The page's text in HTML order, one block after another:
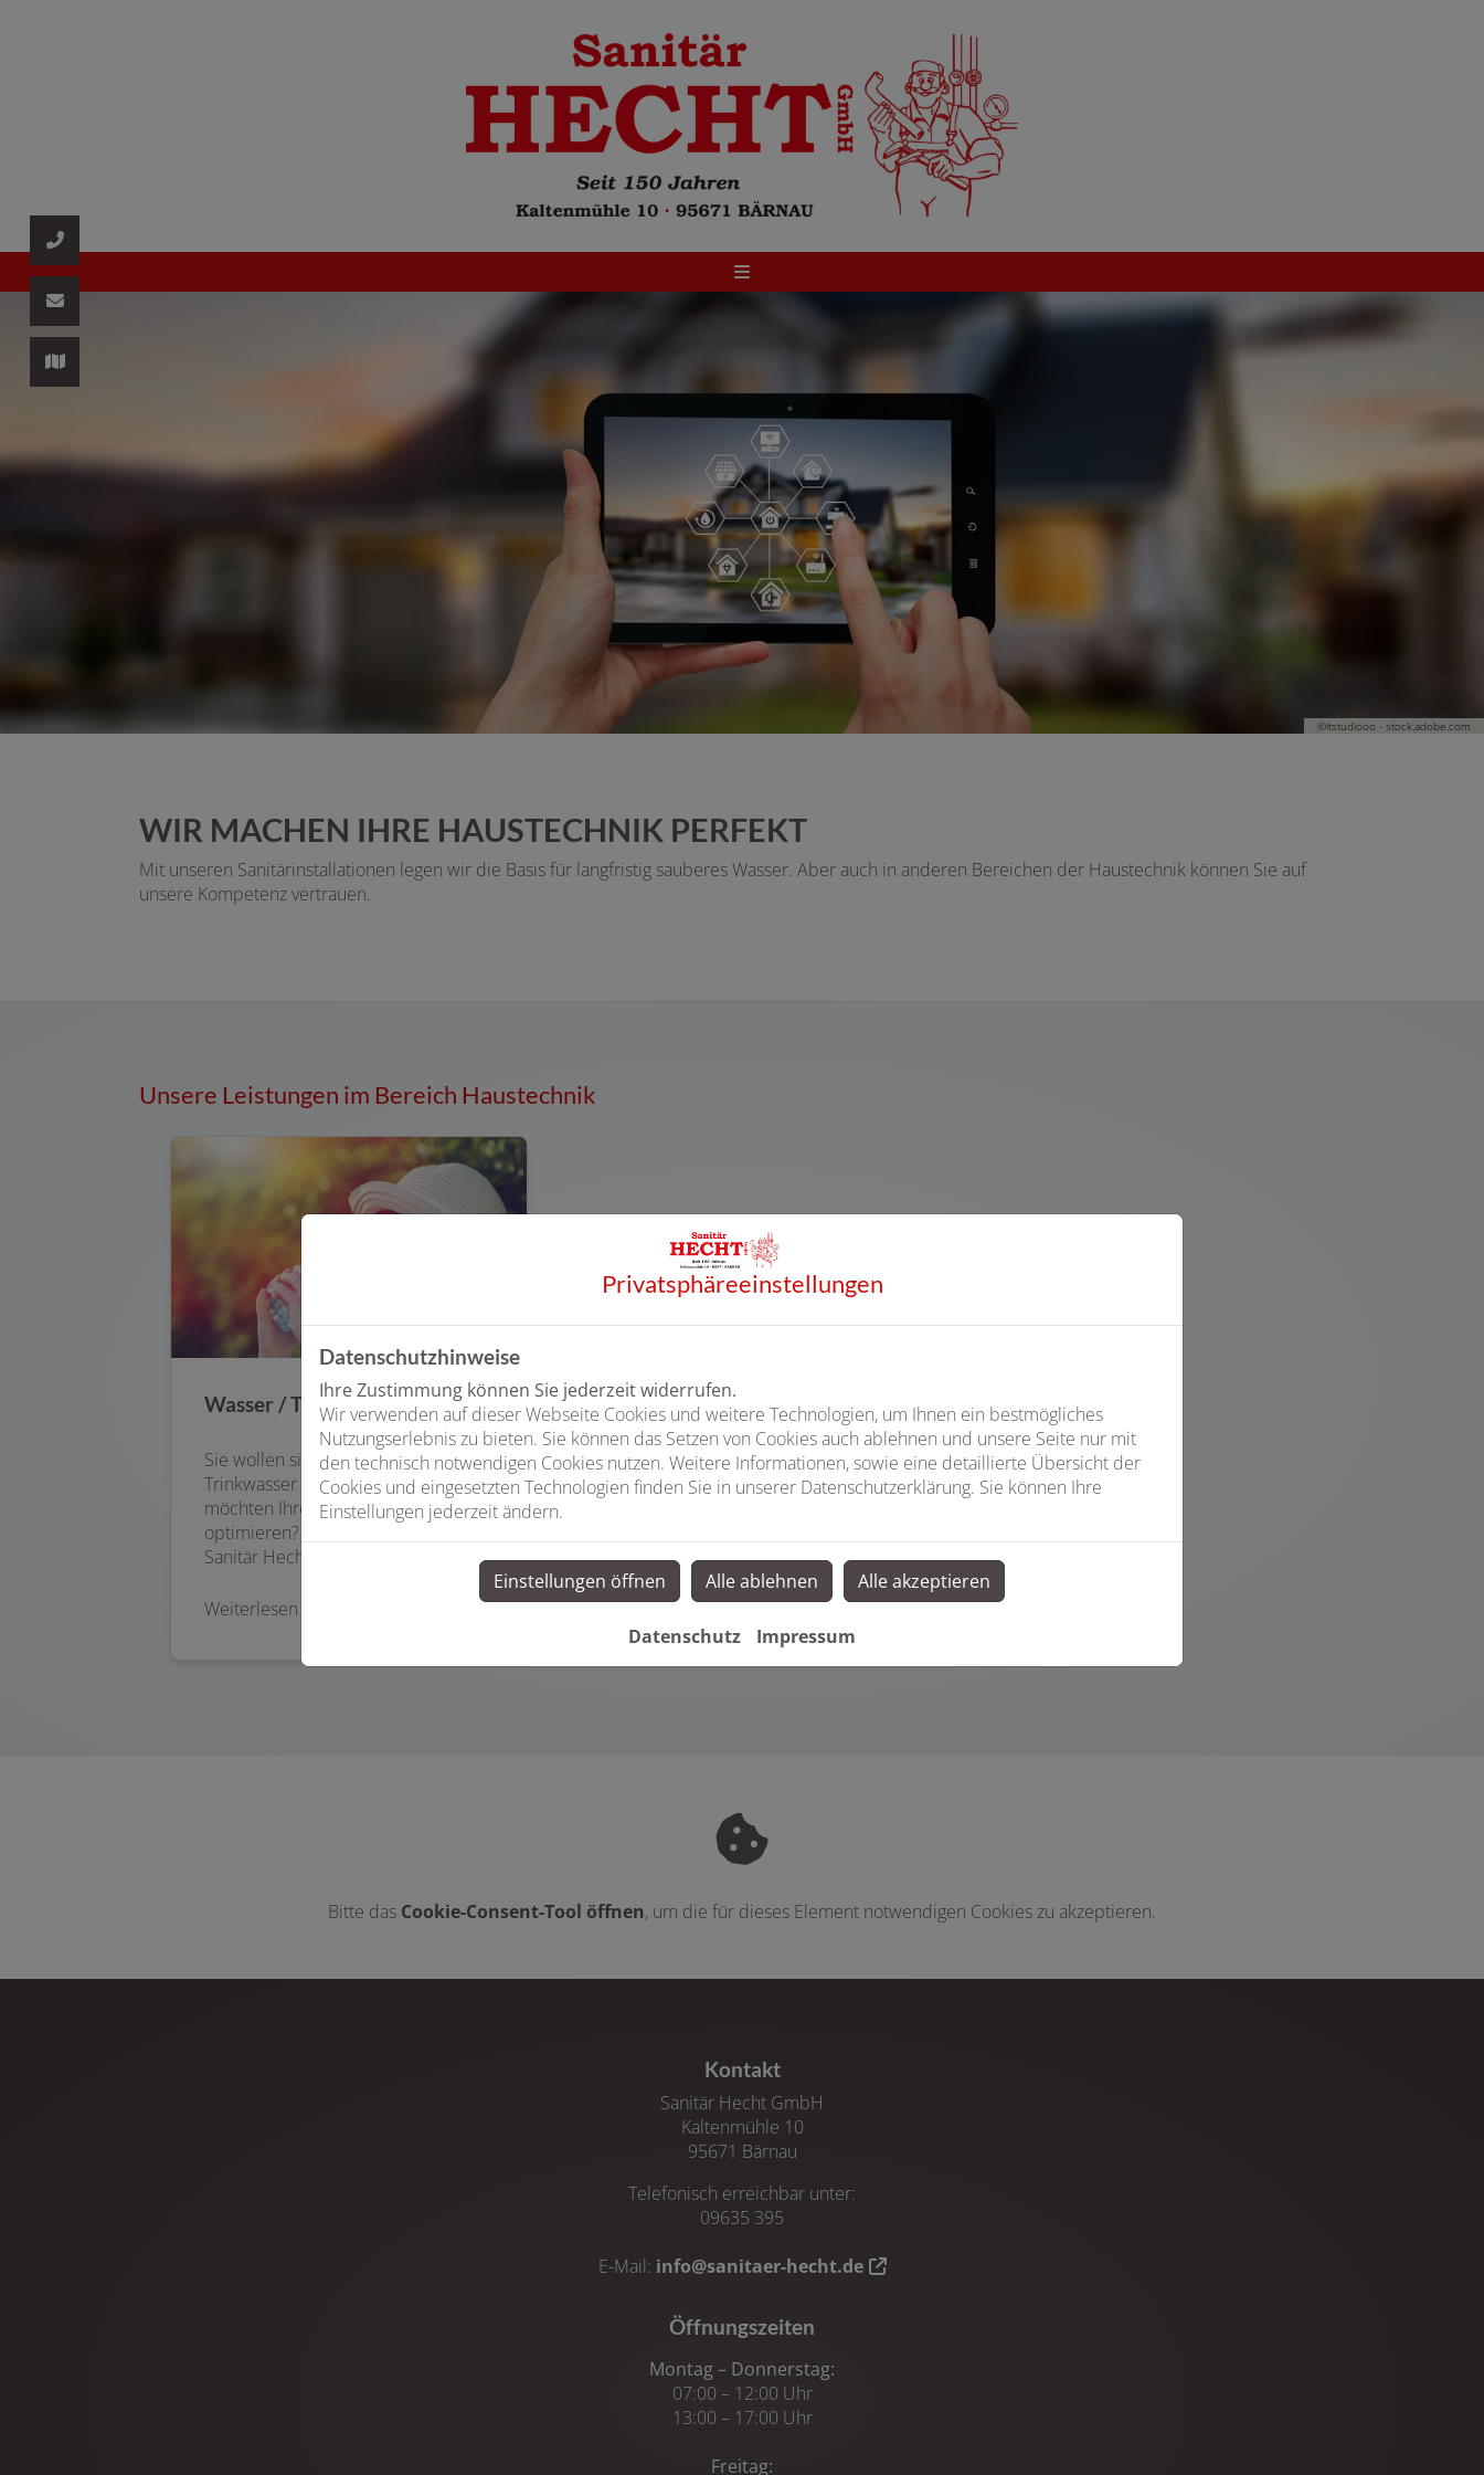
©ltstudiooo - stock.adobe.com
WIR MACHEN IHRE HAUSTECHNIK PERFEKT
Mit unseren Sanitärinstallationen legen wir die Basis für langfristig sauberes Wasser. Aber auch in anderen Bereichen der Haustechnik können Sie auf
unsere Kompetenz vertrauen.
Unsere Leistungen im Bereich Haustechnik
Wasser / Trinkwasser
Sie wollen sicher sein, dass Ihr
Trinkwasser immer sauber ist oder
möchten Ihren Wasserverbrauch
optimieren? Dann sprechen Sie mit
Sanitär Hecht GmbH.
Weiterlesen
Bitte das Cookie-Consent-Tool öffnen, um die für dieses Element notwendigen Cookies zu akzeptieren.
Kontakt
Sanitär Hecht GmbH
Kaltenmühle 10
95671 Bärnau
Telefonisch erreichbar unter:
09635 395
E-Mail: info@sanitaer-hecht.de
Öffnungszeiten
Montag – Donnerstag:
07:00 – 12:00 Uhr
13:00 – 17:00 Uhr
Freitag:
Privatsphäre­einstellungen
Datenschutzhinweise
Ihre Zustimmung können Sie jederzeit widerrufen.
Wir verwenden auf dieser Webseite Cookies und weitere Technologien, um Ihnen ein bestmögliches
Nutzungserlebnis zu bieten. Sie können das Setzen von Cookies auch ablehnen und unsere Seite nur mit
den technisch notwendigen Cookies nutzen. Weitere Informationen, sowie eine detaillierte Übersicht der
Cookies und eingesetzten Technologien finden Sie in unserer Datenschutzerklärung. Sie können Ihre
Einstellungen jederzeit ändern.
Einstellungen öffnen Alle ablehnen Alle akzeptieren
Datenschutz Impressum